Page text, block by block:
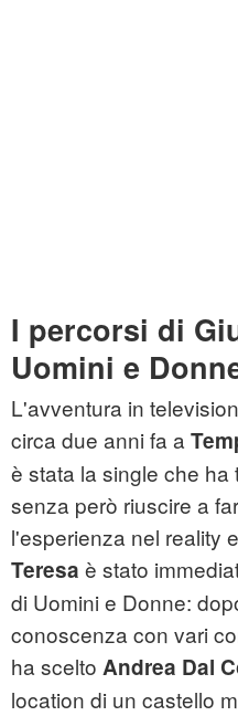
I percorsi di
Uomini e
L'avventura in
circa due anni fa a
è stata la single che
senza però riuscire a
l'esperienza nel reality
Teresa è stato
di Uomini e Donne:
conoscenza con vari
ha scelto Andrea Dal
location di un castello